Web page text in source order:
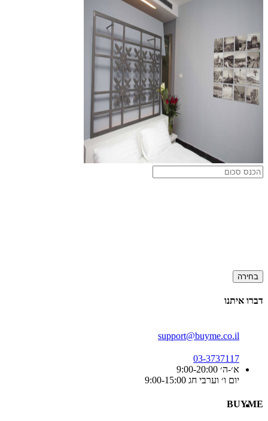
בחירה
דברו איתנו
support@buyme.co.il
03-3737117
א׳-ה׳ 9:00-20:00
יום ו׳ וערבי חג 9:00-15:00
BUYME